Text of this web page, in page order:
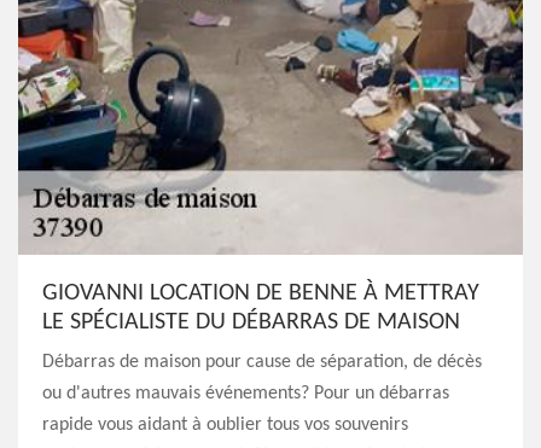
GIOVANNI LOCATION DE BENNE À METTRAY
LE SPÉCIALISTE DU DÉBARRAS DE MAISON
Débarras de maison pour cause de séparation, de décès
ou d'autres mauvais événements? Pour un débarras
rapide vous aidant à oublier tous vos souvenirs